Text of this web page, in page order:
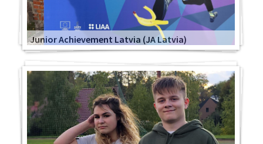
Junior Achievement Latvia (JA Latvia)